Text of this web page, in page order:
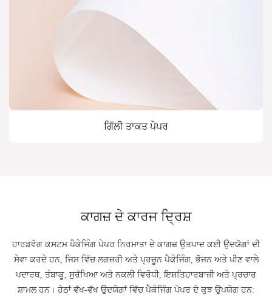
ਗਿੱਲੀ ਤਾਕਤ ਪੇਪਰ
ਕਾਗਜ਼ ਦੇ ਕਾਰਜ ਦ੍ਰਿਸ਼
ਹਾਰਡਵੋਗ ਕਸਟਮ ਪੈਕੇਜਿੰਗ ਪੇਪਰ ਨਿਰਮਾਤਾ ਦੇ ਕਾਗਜ਼ ਉਤਪਾਦ ਕਈ ਉਦਯੋਗਾਂ ਦੀ
ਸੇਵਾ ਕਰਦੇ ਹਨ, ਜਿਸ ਵਿੱਚ ਲਗਜ਼ਰੀ ਅਤੇ ਪ੍ਰਚੂਨ ਪੈਕੇਜਿੰਗ, ਭੋਜਨ ਅਤੇ ਪੀਣ ਵਾਲੇ
ਪਦਾਰਥ, ਤੰਬਾਕੂ, ਸੁਰੱਖਿਆ ਅਤੇ ਨਕਲੀ ਵਿਰੋਧੀ, ਇਸ਼ਤਿਹਾਰਬਾਜ਼ੀ ਅਤੇ ਪ੍ਰਚਾਰ
ਸ਼ਾਮਲ ਹਨ। ਹੇਠਾਂ ਵੱਖ-ਵੱਖ ਉਦਯੋਗਾਂ ਵਿੱਚ ਪੈਕੇਜਿੰਗ ਪੇਪਰ ਦੇ ਕੁਝ ਉਪਯੋਗ ਹਨ: